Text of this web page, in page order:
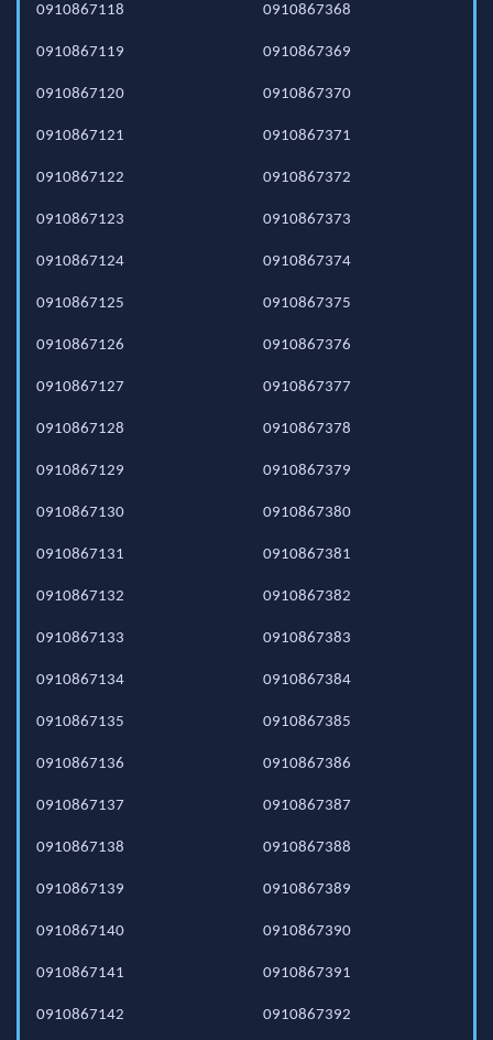
0910867118
0910867119
0910867120
0910867121
0910867122
0910867123
0910867124
0910867125
0910867126
0910867127
0910867128
0910867129
0910867130
0910867131
0910867132
0910867133
0910867134
0910867135
0910867136
0910867137
0910867138
0910867139
0910867140
0910867141
0910867142
0910867368
0910867369
0910867370
0910867371
0910867372
0910867373
0910867374
0910867375
0910867376
0910867377
0910867378
0910867379
0910867380
0910867381
0910867382
0910867383
0910867384
0910867385
0910867386
0910867387
0910867388
0910867389
0910867390
0910867391
0910867392